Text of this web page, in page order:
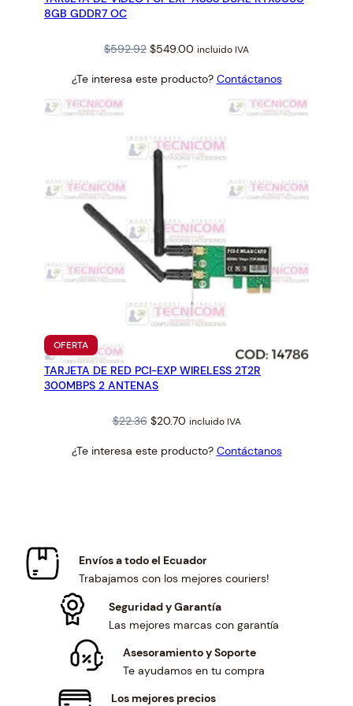
8GB GDDR7 OC
$592.92 Original
was:
$549.00 Current
is:
$549.00.
incluido IVA
¿Te interesa este producto? Contáctanos
OFERTAPRODUCTO
EN
OFERTA
TARJETA DE RED PCI-EXP WIRELESS 2T2R
300MBPS 2 ANTENAS
$22.36 Original
was:
$20.70Current
is:
incluido IVA
¿Te interesa este producto? Contáctanos
Envíos a todo el Ecuador
Trabajamos con los mejores couriers!
Seguridad y Garantía
Las mejores marcas con garantía
Asesoramiento y Soporte
Te ayudamos en tu compra
Los mejores precios